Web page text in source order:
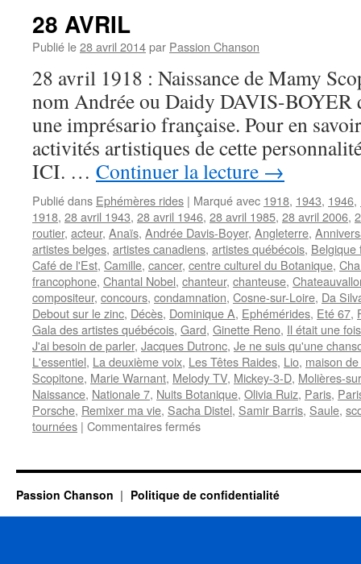
28 AVRIL
Publié le28 avril 2014par Passion Chanson
28 avril 1918 : Naissance de Mamy
nom Andrée ou Daidy DAVIS-BOYER
une imprésario française. Pour en
activités artistiques de cette
ICI. … Continuer la lecture →
Publié dans Ephémères rides | Marqué avec 1918, 1943, 1946,
1918, 28 avril 1943, 28 avril 1946, 28 avril 1985, 28 avril 2006,
routier, acteur, Anaïs, Andrée Davis-Boyer, Angleterre,
artistes belges, artistes canadiens, artistes québécois, Belgique
Café de l'Est, Camille, cancer, centre culturel du Botanique,
francophone, Chantal Nobel, chanteur, chanteuse,
compositeur, concours, condamnation, Cosne-sur-Loire, Da
Debout sur le zinc, Décès, Dominique A, Ephémérides, Eté 67,
Gala des artistes québécois, Gard, Ginette Reno, Il était une fois
J'ai besoin de parler, Jacques Dutronc, Je ne suis qu'une
L'essentiel, La deuxième voix, Les Têtes Raides, Lio, maison
Scopitone, Marie Warnant, Melody TV, Mickey-3-D, Molières-
Naissance, Nationale 7, Nuits Botanique, Olivia Ruiz, Paris,
Porsche, Remixer ma vie, Sacha Distel, Samir Barris, Saule,
tournées | Commentaires ferméssur
Passion Chanson Politique de confidentialité